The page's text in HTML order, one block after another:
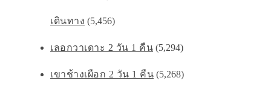
เดินทาง (5,456)
เลอกวาเดาะ 2 วัน 1 คืน (5,294)
เขาช้างเผือก 2 วัน 1 คืน (5,268)